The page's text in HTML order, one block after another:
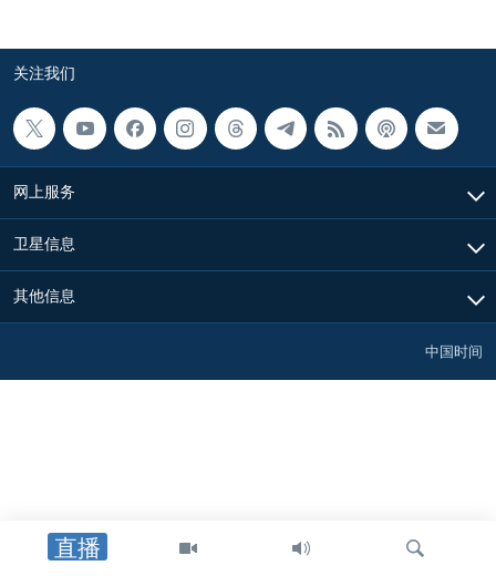
直播
关注我们
网上服务
卫星信息
其他信息
中国时间